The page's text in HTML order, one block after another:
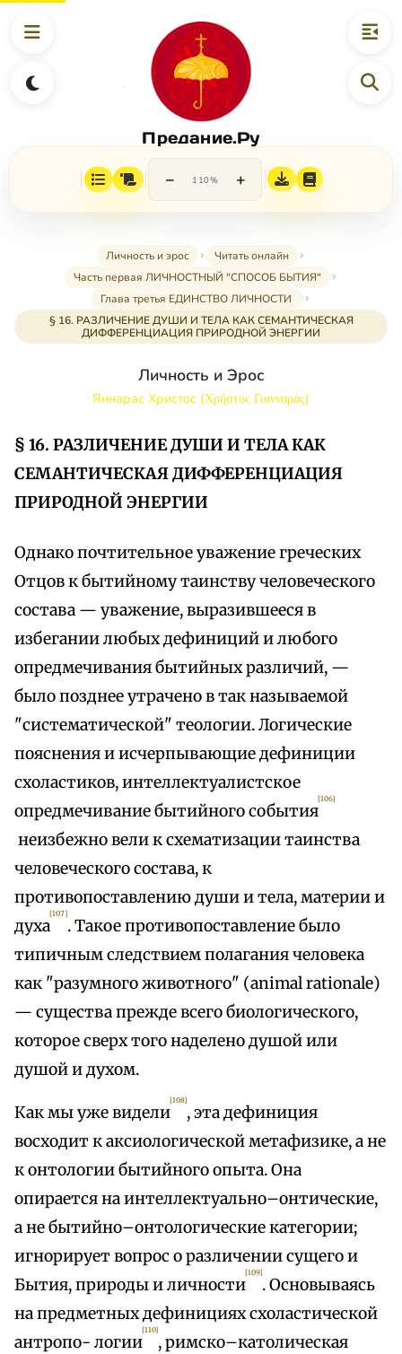
Предание.Ру
− 110% +
Личность и эрос
Читать онлайн
Часть первая ЛИЧНОСТНЫЙ "СПОСОБ БЫТИЯ"
Глава третья ЕДИНСТВО ЛИЧНОСТИ
§ 16. РАЗЛИЧЕНИЕ ДУШИ И ТЕЛА КАК СЕМАНТИЧЕСКАЯ
ДИФФЕРЕНЦИАЦИЯ ПРИРОДНОЙ ЭНЕРГИИ
Личность и Эрос
Яннарас Христос (Χρήστος Γιανναράς)
§ 16. РАЗЛИЧЕНИЕ ДУШИ И ТЕЛА КАК
СЕМАНТИЧЕСКАЯ ДИФФЕРЕНЦИАЦИЯ
ПРИРОДНОЙ ЭНЕРГИИ
Однако почтительное уважение греческих
Отцов к бытийному таинству человеческого
состава — уважение, выразившееся в
избегании любых дефиниций и любого
опредмечивания бытийных различий, —
было позднее утрачено в так называемой
"систематической" теологии. Логические
пояснения и исчерпывающие дефиниции
схоластиков, интеллектуалистское
опредмечивание бытийного события
[106]
неизбежно вели к схематизации таинства
человеческого состава, к
противопоставлению души и тела, материи и
духа
[107]
. Такое противопоставление было
типичным следствием полагания человека
как "разумного животного" (animal rationale)
— существа прежде всего биологического,
которое сверх того наделено душой или
душой и духом.
Как мы уже видели
[108]
, эта дефиниция
восходит к аксиологической метафизике, а не
к онтологии бытийного опыта. Она
опирается на интеллектуально–онтические,
а не бытийно–онтологические категории;
игнорирует вопрос о различении сущего и
Бытия, природы и личности
[109]
. Основываясь
на предметных дефинициях схоластической
антропо- логии
[110]
, римско–католическая